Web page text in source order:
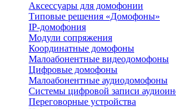
Аксессуары для домофонии
Типовые решения «Домофоны»
IP-домофония
Модули сопряжения
Координатные домофоны
Малоабонентные видеодомофоны
Цифровые домофоны
Малоабонентные аудиодомофоны
Системы цифровой записи
Переговорные устройства